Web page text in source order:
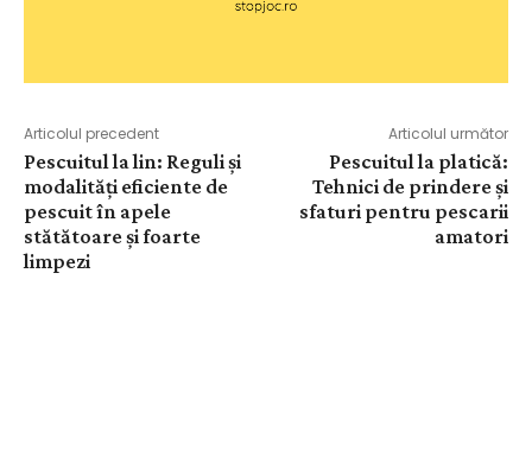
Articolul precedent
Pescuitul la lin: Reguli și
modalități eficiente de
pescuit în apele
stătătoare și foarte
limpezi
Articolul următor
Pescuitul la platică:
Tehnici de prindere și
sfaturi pentru pescarii
amatori